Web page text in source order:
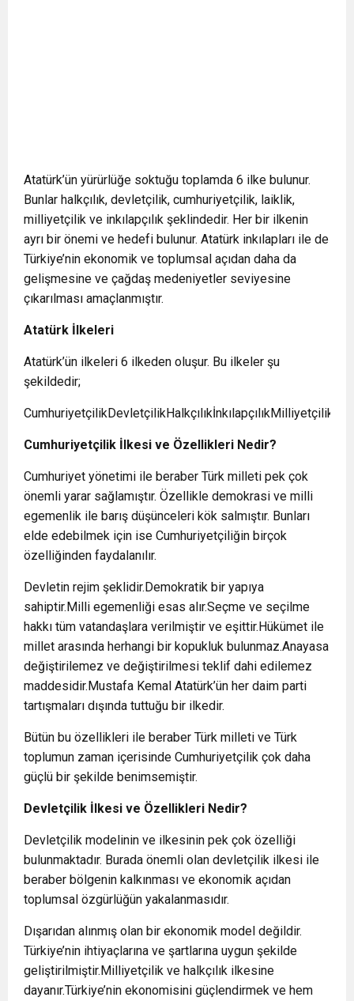
Atatürk’ün yürürlüğe soktuğu toplamda 6 ilke bulunur.
Bunlar halkçılık, devletçilik, cumhuriyetçilik, laiklik,
milliyetçilik ve inkılapçılık şeklindedir. Her bir ilkenin
ayrı bir önemi ve hedefi bulunur. Atatürk inkılapları ile de
Türkiye’nin ekonomik ve toplumsal açıdan daha da
gelişmesine ve çağdaş medeniyetler seviyesine
çıkarılması amaçlanmıştır.
Atatürk İlkeleri
Atatürk’ün ilkeleri 6 ilkeden oluşur. Bu ilkeler şu
şekildedir;
Cumhuriyetçilik İlkesi ve Özellikleri Nedir?
Cumhuriyet yönetimi ile beraber Türk milleti pek çok
önemli yarar sağlamıştır. Özellikle demokrasi ve milli
egemenlik ile barış düşünceleri kök salmıştır. Bunları
elde edebilmek için ise Cumhuriyetçiliğin birçok
özelliğinden faydalanılır.
Devletin rejim şeklidir.Demokratik bir yapıya
sahiptir.Milli egemenliği esas alır.Seçme ve seçilme
hakkı tüm vatandaşlara verilmiştir ve eşittir.Hükümet ile
millet arasında herhangi bir kopukluk bulunmaz.Anayasa
değiştirilemez ve değiştirilmesi teklif dahi edilemez
maddesidir.Mustafa Kemal Atatürk’ün her daim parti
tartışmaları dışında tuttuğu bir ilkedir.
Bütün bu özellikleri ile beraber Türk milleti ve Türk
toplumun zaman içerisinde Cumhuriyetçilik çok daha
güçlü bir şekilde benimsemiştir.
Devletçilik İlkesi ve Özellikleri Nedir?
Devletçilik modelinin ve ilkesinin pek çok özelliği
bulunmaktadır. Burada önemli olan devletçilik ilkesi ile
beraber bölgenin kalkınması ve ekonomik açıdan
toplumsal özgürlüğün yakalanmasıdır.
Dışarıdan alınmış olan bir ekonomik model değildir.
Türkiye’nin ihtiyaçlarına ve şartlarına uygun şekilde
geliştirilmiştir.Milliyetçilik ve halkçılık ilkesine
dayanır.Türkiye’nin ekonomisini güçlendirmek ve hem